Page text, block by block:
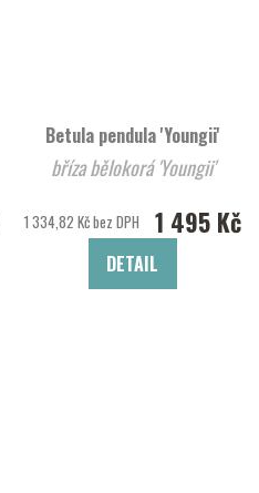
Betula pendula 'Youngii'
bříza bělokorá 'Youngii'
1 334,82 Kč bez DPH 1 495 Kč
DETAIL